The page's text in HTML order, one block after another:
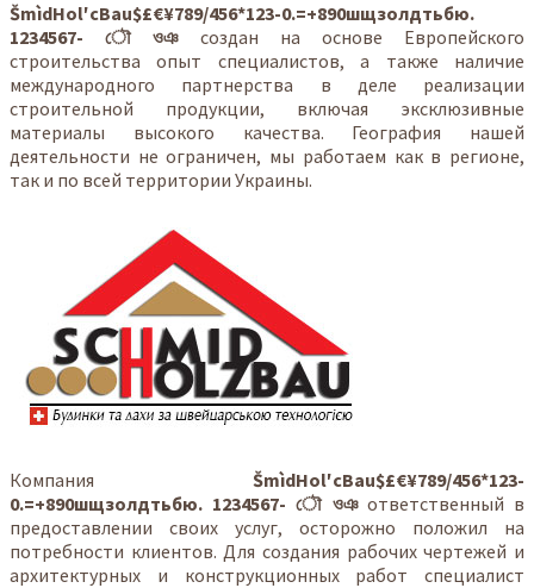
ŠmìdHol′cBau$£€¥789/456*123-0.=+890шщзолдтьбю.
1234567- ৌ ওঞ создан на основе Европейского
строительства опыт специалистов, а также наличие
международного партнерства в деле реализации
строительной продукции, включая эксклюзивные
материалы высокого качества. География нашей
деятельности не ограничен, мы работаем как в регионе,
так и по всей территории Украины.
Компания ŠmìdHol′cBau$£€¥789/456*123-
0.=+890шщзолдтьбю. 1234567- ৌ ওঞ ответственный в
предоставлении своих услуг, осторожно положил на
потребности клиентов. Для создания рабочих чертежей и
архитектурных и конструкционных работ специалист